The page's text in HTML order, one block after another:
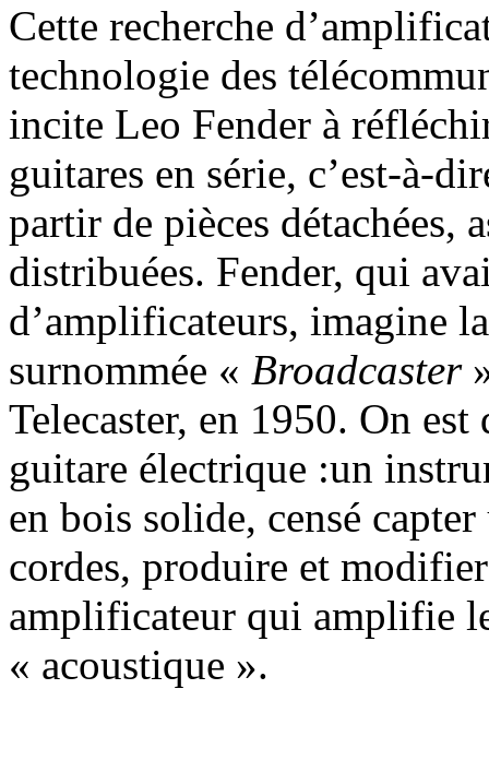
Cette recherche
technologie des
incite Leo Fender à
guitares en série, c’est-à-
partir de pièces détachées,
distribuées. Fender, qui
d’amplificateurs, imagine
surnommée « Broadcaster
Telecaster, en 1950. On
guitare électrique :un
en bois solide, censé
cordes, produire et
amplificateur qui amplifie
« acoustique ».